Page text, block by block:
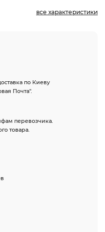
все характеристики
по Киеву
Почта".
перевозчика.
товара.